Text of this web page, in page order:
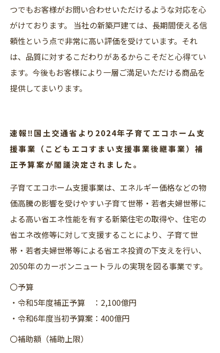
つでもお客様がお問い合わせいただけるような対応を心
がけております。 当社の新築戸建ては、長期間使える信
頼性という点で非常に高い評価を受けています。それ
は、品質に対するこだわりがあるからこそだと心得てい
ます。今後もお客様により一層ご満足いただける商品を
提供してまいります。
速報‼国土交通省より2024年子育てエコホーム支
援事業（こどもエコすまい支援事業後継事業）補
正予算案が閣議決定されました。
子育てエコホーム支援事業は、エネルギー価格などの物
価高騰の影響を受けやすい子育て世帯・若者夫婦世帯に
よる高い省エネ性能を有する新築住宅の取得や、住宅の
省エネ改修等に対して支援することにより、子育て世
帯・若者夫婦世帯等による省エネ投資の下支えを行い、
2050年のカーボンニュートラルの実現を図る事業です。
〇予算
・令和5年度補正予算 ：2,100億円
・令和6年度当初予算案：400億円
〇補助額（補助上限）